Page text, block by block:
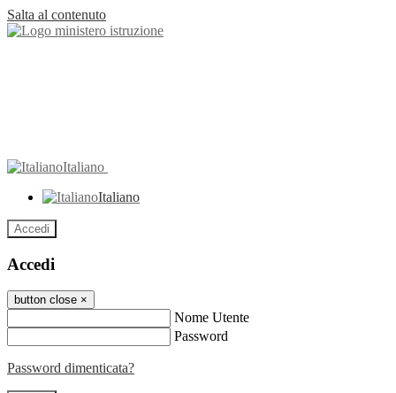
Salta al contenuto
Italiano
Italiano
Accedi
Accedi
button close ×
Nome Utente
Password
Password dimenticata?